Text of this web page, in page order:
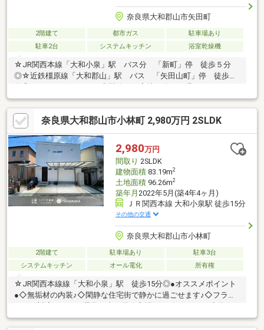
奈良県大和郡山市矢田町
2階建て 都市ガス
駐車場あり
駐車2台
システムキッチン 浴室乾燥機
☆JR関西本線「大和小泉」駅 バス分 「新町」停 徒歩５分
◎☆近鉄橿原線「大和郡山」駅 バス 「矢田山町」停 徒歩７
♪◇「綺麗」と「自由」を両立。リフォーム済みで安心、さらに
手を加える楽しさも♪◇内覧可能ですのでお気軽にお問い合わせ
ください♪※駐車台数は車種によります。【新築もリノベも比較し
て、一番納得できる家探しを。】新築の安心感も、リノベの自由
度も。両方を同時に検討できるのが当社の強みです。予算内でエ
リアも間取りも欲張りたい方へ、最適な住まい方をワンストップ
でご提案します♪◎探して、比べて、カタチにする。
奈良県大和郡山市小林町 2,980万円 2SLDK
2,980万円
間取り 2SLDK
建物面積83.19m2
土地面積96.26m2
築年月 2022年5月(築4年4ヶ月)
ＪＲ関西本線 大和小泉駅 徒歩15分
その他の交通
奈良県大和郡山市小林町
2階建て 駐車場あり
駐車3台
システムキッチン
オール電化 所有権
☆JR関西本線線「大和小泉」駅 徒歩15分◎●オススメポイント
●◇無垢材の内装♪◇閑静な住宅街で静かに過ごせます♪◇フラッ
ト３５対応のオール電化で火の元の心配がございません♪◇白を
貴重としたおしゃれな外観♪居住中のため、室内のお写真ございま